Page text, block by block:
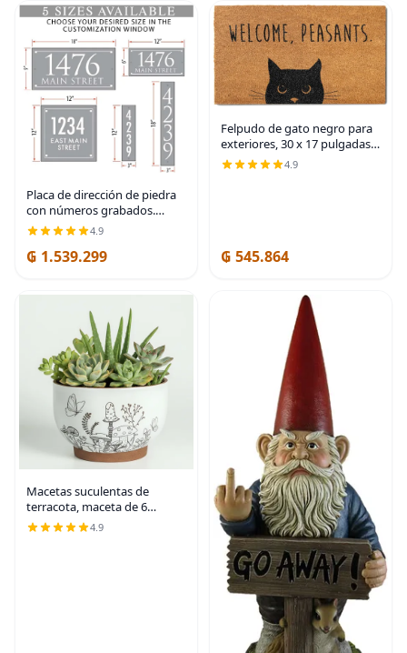
Placa de dirección de piedra
con números grabados.
Letrero de dirección hecho
de piedra sólida y real.
4.9
₲ 1.539.299
Felpudo de gato negro para
exteriores, 30 x 17 pulgadas,
divertido tapete de
bienvenida | Feline Home
4.9
₲ 545.864
Macetas suculentas de
terracota, maceta de 6
pulgadas para plantas con
orificio de drenaje, maceta de
4.9